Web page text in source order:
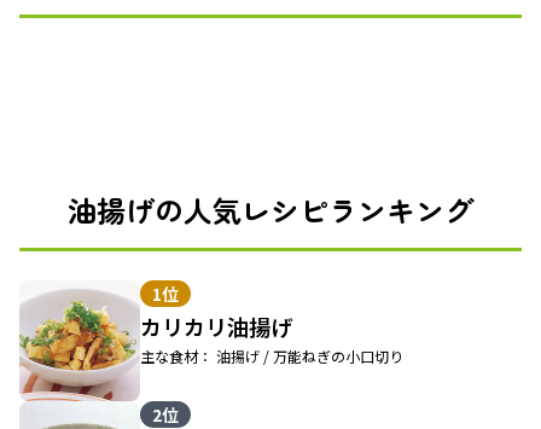
油揚げの人気レシピランキング
1位
カリカリ油揚げ
主な食材： 油揚げ / 万能ねぎの小口切り
2位